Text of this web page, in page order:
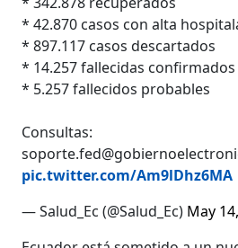
* 42.870 casos con alta
* 897.117 casos descartados
* 14.257 fallecidas confirmados
* 5.257 fallecidos probables
Consultas:
pic.twitter.com/Am9lDhz6MA
— Salud_Ec (@Salud_Ec) May